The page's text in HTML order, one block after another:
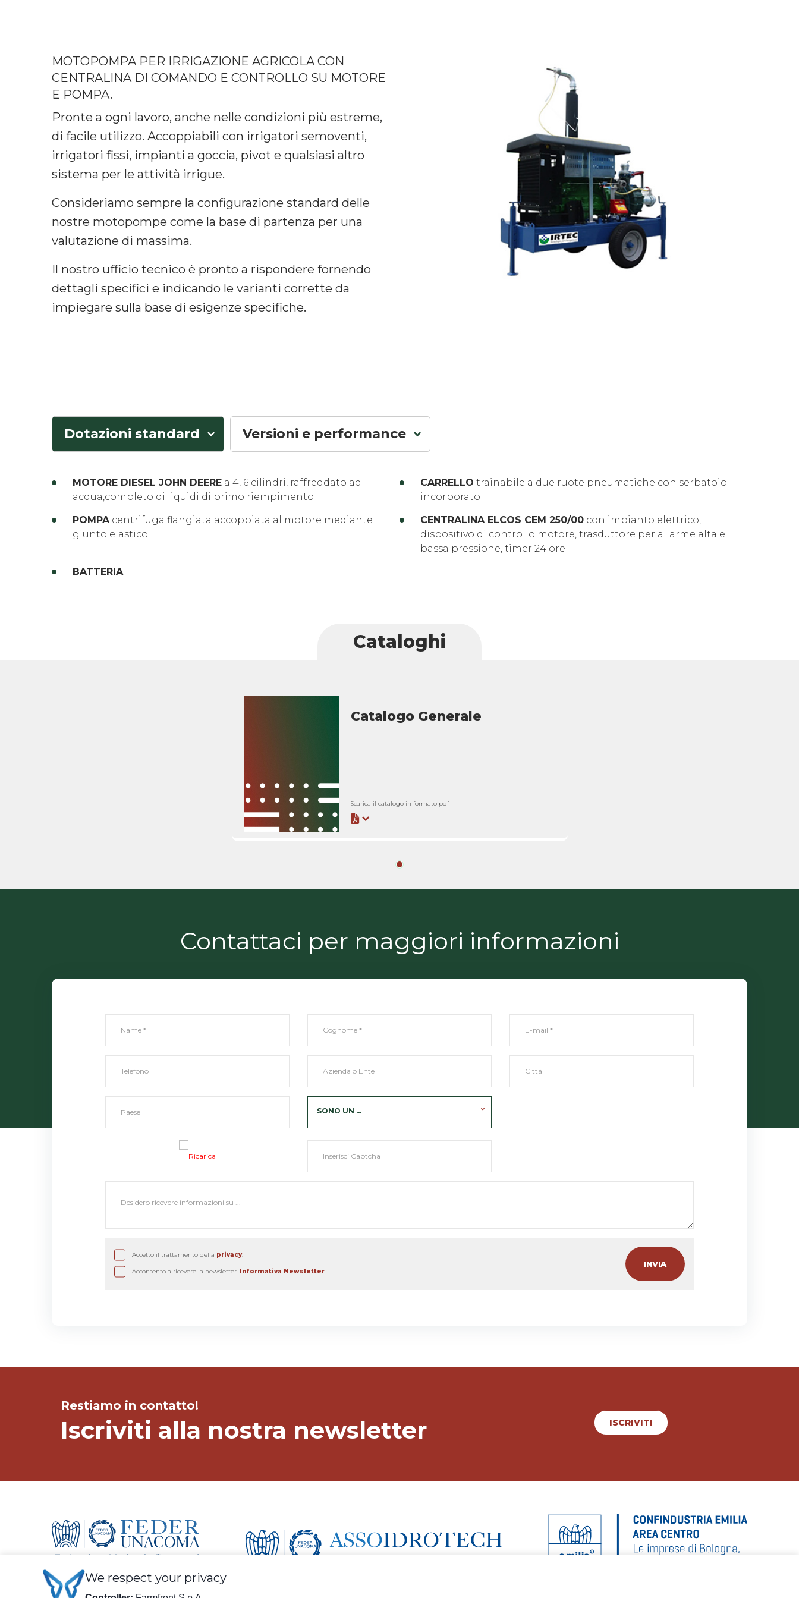
MOTOPOMPA PER IRRIGAZIONE AGRICOLA CON
CENTRALINA DI COMANDO E CONTROLLO SU MOTORE
E POMPA.
Pronte a ogni lavoro, anche nelle condizioni più estreme,
di facile utilizzo. Accoppiabili con irrigatori semoventi,
irrigatori fissi, impianti a goccia, pivot e qualsiasi altro
sistema per le attività irrigue.
Consideriamo sempre la configurazione standard delle
nostre motopompe come la base di partenza per una
valutazione di massima.
Il nostro ufficio tecnico è pronto a rispondere fornendo
dettagli specifici e indicando le varianti corrette da
impiegare sulla base di esigenze specifiche.
Dotazioni standard Versioni e performance
MOTORE DIESEL JOHN DEERE a 4, 6 cilindri, raffreddato ad
acqua,completo di liquidi di primo riempimento
CARRELLO trainabile a due ruote pneumatiche con serbatoio
incorporato
POMPAcentrifuga flangiata accoppiata al motore mediante
giunto elastico
CENTRALINA ELCOS CEM 250/00 con impianto elettrico,
dispositivo di controllo motore, trasduttore per allarme alta e
bassa pressione, timer 24 ore
BATTERIA
Cataloghi
Catalogo Generale
Scarica il catalogo in formato pdf
Contattaci per maggiori informazioni
SONO UN ...
Ricarica
Accetto il trattamento della privacy.
Acconsento a ricevere la newsletter. Informativa Newsletter.
Restiamo in contatto!
Iscriviti alla nostra newsletter ISCRIVITI
We respect your privacy